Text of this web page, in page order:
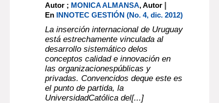
Autor ; MONICA ALMANSA, Autor |
En INNOTEC GESTIÓN (No. 4, dic. 2012)
La inserción internacional de Uruguay
está estrechamente vinculada al
desarrollo sistemático delos
conceptos calidad e innovación en
las organizacionespúblicas y
privadas. Convencidos deque este es
el punto de partida, la
UniversidadCatólica del[...]